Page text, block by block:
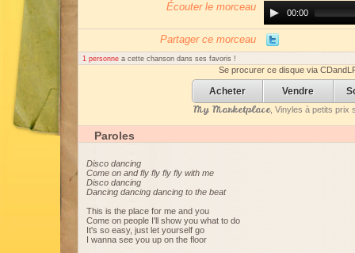
Écouter le morceau
Player00:00
Partager ce morceau
1 personne a cette chanson dans ses favoris !
Se procurer ce disque via
Acheter Vendre
My Marketplace, Vinyles à petits prix
Paroles
Disco dancing
Come on and fly fly fly fly with me
Disco dancing
Dancing dancing dancing to the beat
This is the place for me and you
Come on people I'll show you what to do
It's so easy, just let yourself go
I wanna see you up on the floor